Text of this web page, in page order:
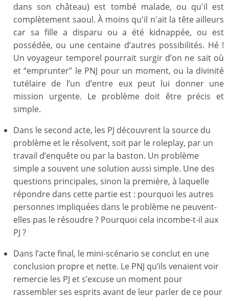
dans son château) est tombé malade, ou qu'il est
complètement saoul. À moins qu'il n'ait la tête ailleurs
car sa fille a disparu ou a été kidnappée, ou est
possédée, ou une centaine d’autres possibilités. Hé !
Un voyageur temporel pourrait surgir d’on ne sait où
et “emprunter” le PNJ pour un moment, ou la divinité
tutélaire de l’un d’entre eux peut lui donner une
mission urgente. Le problème doit être précis et
simple.
Dans le second acte, les PJ découvrent la source du
problème et le résolvent, soit par le roleplay, par un
travail d’enquête ou par la baston. Un problème
simple a souvent une solution aussi simple. Une des
questions principales, sinon la première, à laquelle
répondre dans cette partie est : pourquoi les autres
personnes impliquées dans le problème ne peuvent-
elles pas le résoudre ? Pourquoi cela incombe-t-il aux
PJ ?
Dans l’acte final, le mini-scénario se conclut en une
conclusion propre et nette. Le PNJ qu’ils venaient voir
remercie les PJ et s’excuse un moment pour
rassembler ses esprits avant de leur parler de ce pour